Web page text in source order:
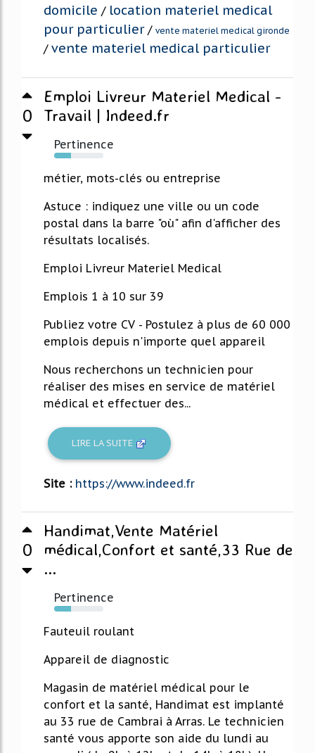
domicile / location materiel medical
pour particulier/ vente materiel medical gironde
/ vente materiel medical particulier
0
Emploi Livreur Materiel Medical -
Travail | Indeed.fr
Pertinence
34%
métier, mots-clés ou entreprise
Astuce : indiquez une ville ou un code
postal dans la barre "où" afin d'afficher des
résultats localisés.
Emploi Livreur Materiel Medical
Emplois 1 à 10 sur 39
Publiez votre CV - Postulez à plus de 60 000
emplois depuis n'importe quel appareil
Nous recherchons un technicien pour
réaliser des mises en service de matériel
médical et effectuer des...
LIRE LA SUITE
Site : https://www.indeed.fr
0
Handimat,Vente Matériel
médical,Confort et santé,33 Rue de
...
Pertinence
34%
Fauteuil roulant
Appareil de diagnostic
Magasin de matériel médical pour le
confort et la santé, Handimat est implanté
au 33 rue de Cambrai à Arras. Le technicien
santé vous apporte son aide du lundi au